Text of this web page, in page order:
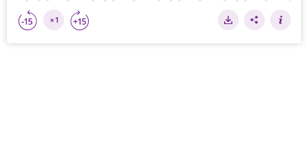
×1